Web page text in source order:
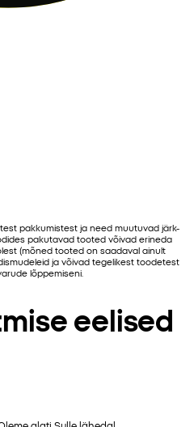
pakkumistest ja need muutuvad järk-
pakutavad tooted võivad erineda
(mõned tooted on saadaval ainult
ja võivad tegelikest toodetest
lõppemiseni.
eelised